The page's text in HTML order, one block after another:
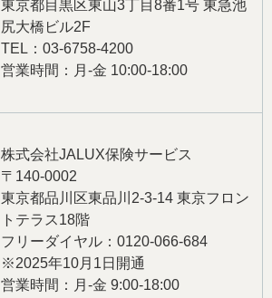
東京都目黒区東山3丁目8番1号 東急池
尻大橋ビル2F
TEL：03-6758-4200
営業時間：月-金 10:00-18:00
株式会社JALUX保険サービス
〒140-0002
東京都品川区東品川2-3-14 東京フロン
トテラス18階
フリーダイヤル：0120-066-684
※2025年10月1日開通
営業時間：月-金 9:00-18:00